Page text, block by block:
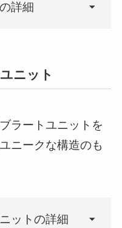
詳細
ニット
ラートユニットを
ニークな構造のも
ットの詳細